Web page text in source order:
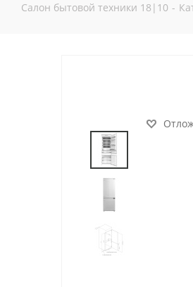
Салон бытовой техники 18|10 -